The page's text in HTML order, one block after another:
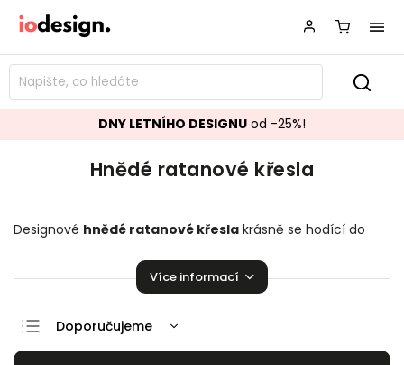
DNY LETNÍHO DESIGNU od -25%!
Hnědé ratanové křesla
Designové hnědé ratanové křesla krásně se hodící do
Více informací
Doporučujeme
Nejlevnější